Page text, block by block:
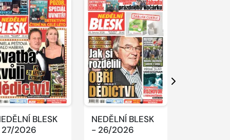
BLESK
2026
NEDĚLNÍ BLESK
- 26/2026
Další